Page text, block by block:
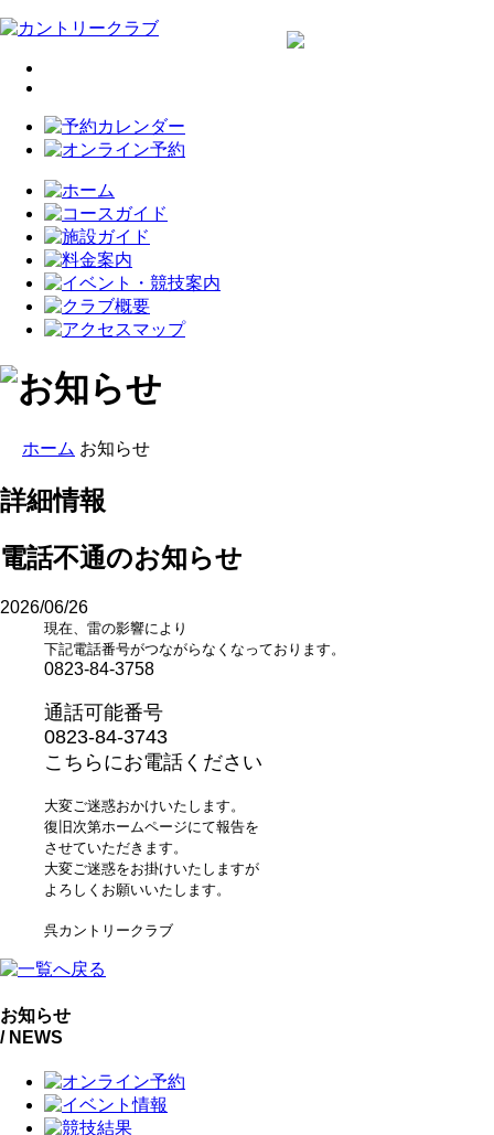
ホーム お知らせ
詳細情報
電話不通のお知らせ
2026/06/26
現在、雷の影響により
下記電話番号がつながらなくなっております。
0823-84-3758
通話可能番号
0823-84-3743
こちらにお電話ください
大変ご迷惑おかけいたします。
復旧次第ホームページにて報告を
させていただきます。
大変ご迷惑をお掛けいたしますが
よろしくお願いいたします。
呉カントリークラブ
お知らせ
/ NEWS